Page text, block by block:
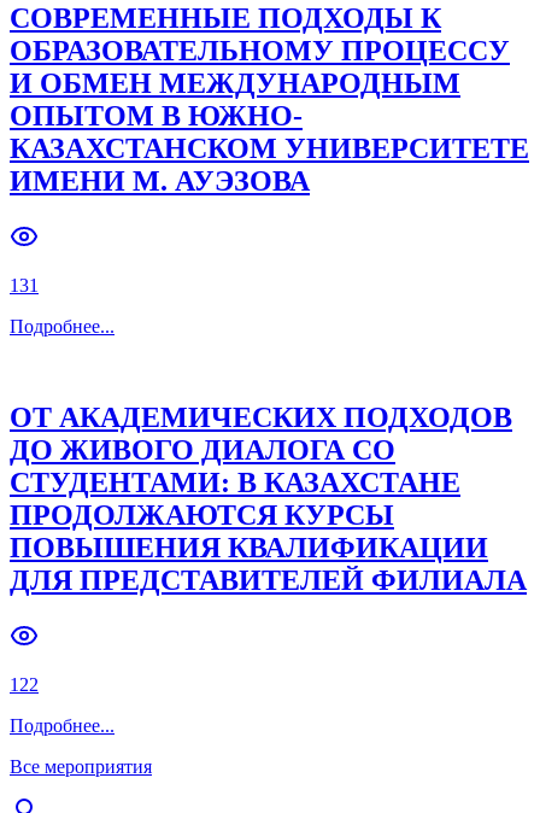
Previous slide Next slide
СОВРЕМЕННЫЕ ПОДХОДЫ К
ОБРАЗОВАТЕЛЬНОМУ ПРОЦЕССУ
И ОБМЕН МЕЖДУНАРОДНЫМ
ОПЫТОМ В ЮЖНО-
КАЗАХСТАНСКОМ УНИВЕРСИТЕТЕ
ИМЕНИ М. АУЭЗОВА
131
Подробнее...
ОТ АКАДЕМИЧЕСКИХ ПОДХОДОВ
ДО ЖИВОГО ДИАЛОГА СО
СТУДЕНТАМИ: В КАЗАХСТАНЕ
ПРОДОЛЖАЮТСЯ КУРСЫ
ПОВЫШЕНИЯ КВАЛИФИКАЦИИ
ДЛЯ ПРЕДСТАВИТЕЛЕЙ ФИЛИАЛА
122
Подробнее...
Все мероприятия